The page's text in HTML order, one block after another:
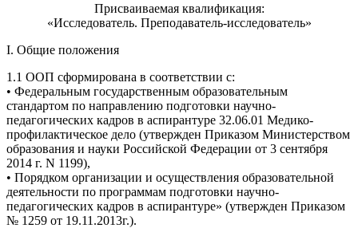
Присваиваемая квалификация:
«Исследователь. Преподаватель-исследователь»
I. Общие положения
1.1 ООП сформирована в соответствии с:
• Федеральным государственным образовательным
стандартом по направлению подготовки научно-
педагогических кадров в аспирантуре 32.06.01 Медико-
профилактическое дело (утвержден Приказом Министерством
образования и науки Российской Федерации от 3 сентября
2014 г. N 1199),
• Порядком организации и осуществления образовательной
деятельности по программам подготовки научно-
педагогических кадров в аспирантуре» (утвержден Приказом
№ 1259 от 19.11.2013г.).